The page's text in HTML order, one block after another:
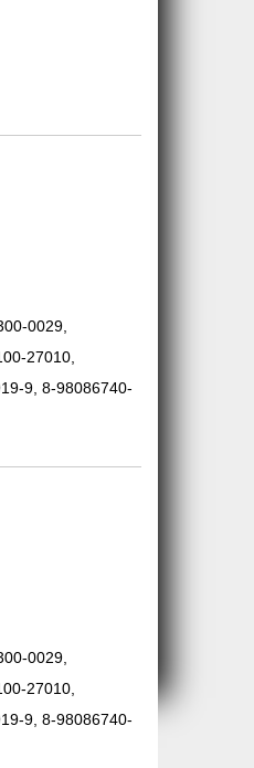
0029,
27010,
9, 8-98086740-
0029,
27010,
9, 8-98086740-